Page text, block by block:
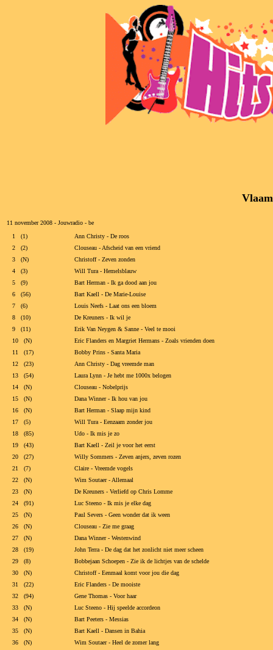
11 november 2008 - Jouwradio - be
1 (1)
Ann Christy - De roos
2 (2)
Clouseau - Afscheid van een vriend
3 (N)
Christoff - Zeven zonden
4 (3)
Will Tura - Hemelsblauw
5 (9)
Bart Herman - Ik ga dood aan jou
6 (56)
Bart Kaell - De Marie-Louise
7 (6)
Louis Neefs - Laat ons een bloem
8 (10)
De Kreuners - Ik wil je
9 (11)
Erik Van Neygen & Sanne - Veel te mooi
10 (N)
Eric Flanders en Margriet Hermans - Zoals vrienden doen
11 (17)
Bobby Prins - Santa Maria
12 (23)
Ann Christy - Dag vreemde man
13 (54)
Laura Lynn - Je hebt me 1000x belogen
14 (N)
Clouseau - Nobelprijs
15 (N)
Dana Winner - Ik hou van jou
16 (N)
Bart Herman - Slaap mijn kind
17 (5)
Will Tura - Eenzaam zonder jou
18 (85)
Udo - Ik mis je zo
19 (43)
Bart Kaell - Zeil je voor het eerst
20 (27)
Willy Sommers - Zeven anjers, zeven rozen
21 (7)
Claire - Vreemde vogels
22 (N)
Wim Soutaer - Allemaal
23 (N)
De Kreuners - Verliefd op Chris Lomme
24 (91)
Luc Steeno - Ik mis je elke dag
25 (N)
Paul Severs - Geen wonder dat ik ween
26 (N)
Clouseau - Zie me graag
27 (N)
Dana Winner - Westenwind
28 (19)
John Terra - De dag dat het zonlicht niet meer scheen
29 (8)
Bobbejaan Schoepen - Zie ik de lichtjes van de schelde
30 (N)
Christoff - Eenmaal komt voor jou die dag
31 (22)
Eric Flanders - De mooiste
32 (94)
Gene Thomas - Voor haar
33 (N)
Luc Steeno - Hij speelde accordeon
34 (N)
Bart Peeters - Messias
35 (N)
Bart Kaell - Dansen in Bahia
36 (N)
Wim Soutaer - Heel de zomer lang